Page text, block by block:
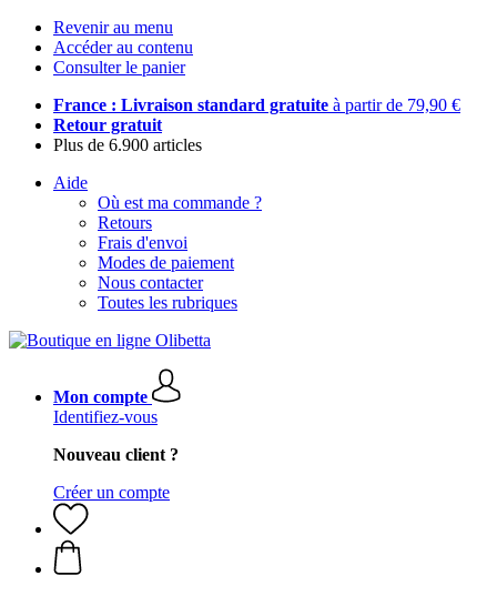
Revenir au menu
Accéder au contenu
Consulter le panier
France : Livraison standard gratuite à partir de 79,90 €
Retour gratuit
Plus de 6.900 articles
Aide
Où est ma commande ?
Retours
Frais d'envoi
Modes de paiement
Nous contacter
Toutes les rubriques
Mon compte
Identifiez-vous
Nouveau client ?
Créer un compte